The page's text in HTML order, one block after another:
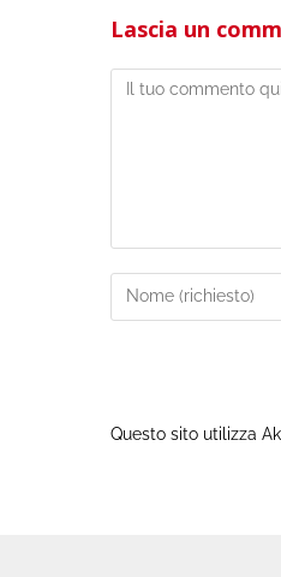
Lascia un
Questo sito utilizza